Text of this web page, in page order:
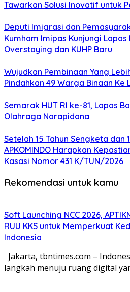
Tawarkan Solusi Inovatif untuk
Deputi Imigrasi dan
Kumham Imipas Kunjungi Lapas
Overstaying dan KUHP Baru
Wujudkan Pembinaan Yang
Pindahkan 49 Warga Binaan Ke
Semarak HUT RI ke-81, Lapas
Olahraga Narapidana
Setelah 15 Tahun Sengketa dan
APKOMINDO Harapkan
Kasasi Nomor 431 K/TUN/2026
Rekomendasi untuk kamu
Soft Launching NCC 2026,
RUU KKS untuk Memperkuat
Indonesia
Jakarta, tbntimes.com –
langkah menuju ruang digital